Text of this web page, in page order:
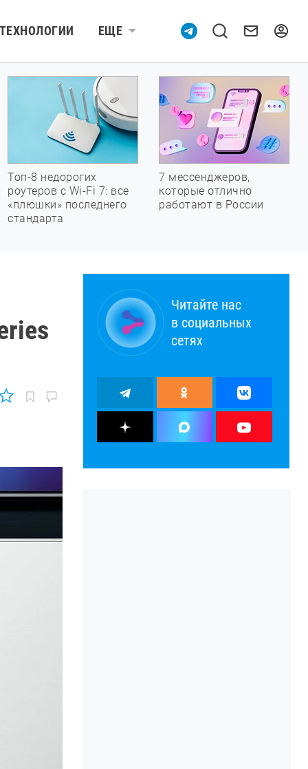
ТЕХНОЛОГИИ ЕЩЕ
Топ-8 недорогих
роутеров с Wi-Fi 7: все
«плюшки» последнего
стандарта
7 мессенджеров,
которые отлично
работают в России
Читайте нас
в социальных
сетях